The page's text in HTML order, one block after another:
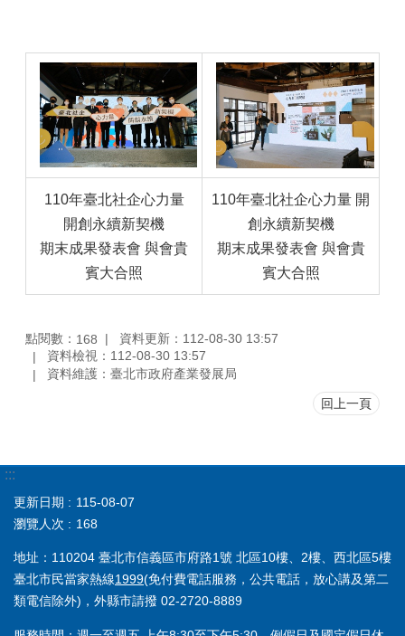
110年臺北社企心力量
開創永續新契機
期末成果發表會 與會貴
賓大合照
110年臺北社企心力量 開
創永續新契機
期末成果發表會 與會貴
賓大合照
點閱數： 168
資料更新：112-08-30 13:57
資料檢視：112-08-30 13:57
資料維護：臺北市政府產業發展局
回上一頁
:::
更新日期
115-08-07
瀏覽人次
168
地址：110204 臺北市信義區市府路1號 北區10樓、2樓、西北區5樓
臺北市民當家熱線1999(免付費電話服務，公共電話，放心講及第二
類電信除外)，外縣市請撥 02-2720-8889